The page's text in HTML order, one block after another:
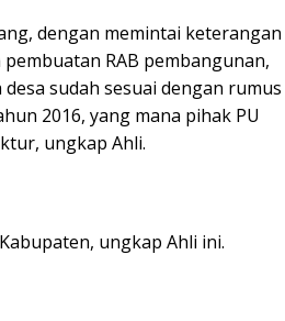
dengan memintai keterangan
RAB pembangunan,
sudah sesuai dengan rumus
2016, yang mana pihak PU
ungkap Ahli.
ungkap Ahli ini.